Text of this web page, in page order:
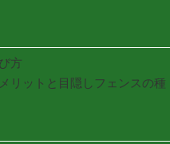
方
リットと目隠しフェンスの種